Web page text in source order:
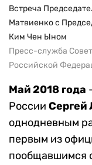
Встреча
Матвиенко с
Ким Чен Ыном
Пресс-служба
Российской
Май 2018 года
России Сергей
однодневным
первым из
пообщавшимся